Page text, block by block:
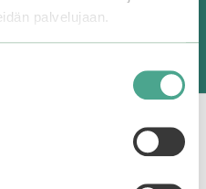
palvelujaan.